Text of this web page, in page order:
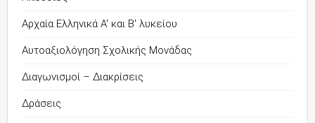
Αρχαία Ελληνικά Α' και Β' λυκείου
Αυτοαξιολόγηση Σχολικής Μονάδας
Διαγωνισμοί – Διακρίσεις
Δράσεις